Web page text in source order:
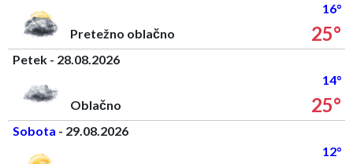
16°
Pretežno oblačno
25°
Petek - 28.08.2026
14°
Oblačno
25°
Sobota - 29.08.2026
12°